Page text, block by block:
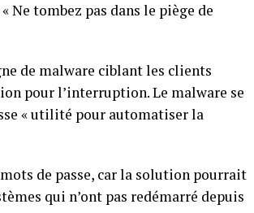
Ne tombez pas dans le piège de
de malware‌ ciblant les clients
pour l’interruption. Le malware se
« utilité pour automatiser la
de passe, car ‌la solution ⁢pourrait
qui n’ont pas⁣ redémarré⁢ depuis